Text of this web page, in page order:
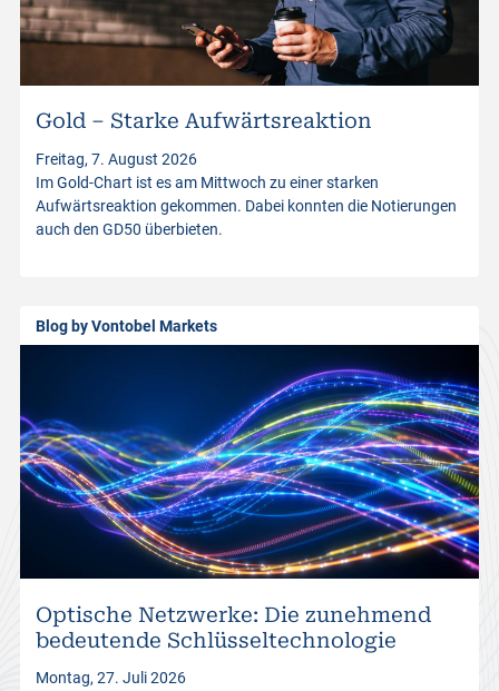
e
n
o
d
u
Gold – Starke Aufwärtsreaktion
Freitag, 7. August 2026
Im Gold-Chart ist es am Mittwoch zu einer starken
Aufwärtsreaktion gekommen. Dabei konnten die Notierungen
auch den GD50 überbieten.
Blog by Vontobel Markets
Optische Netzwerke: Die zunehmend
bedeutende Schlüsseltechnologie
Montag, 27. Juli 2026